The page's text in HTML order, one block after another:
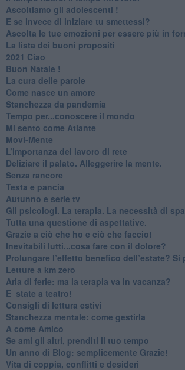
Ascoltiamo gli adolescenti !
​E se invece di iniziare tu smettessi?
​Ascolta le tue emozioni per essere più in
​La lista dei buoni propositi
2021 Ciao
Buon Natale !
​La cura delle parole
​Come nasce un amore
Stanchezza da pandemia
​Tempo per...conoscere il mondo
​Mi sento come Atlante
​Movi-Mente
​L’importanza del lavoro di rete
​Deliziare il palato. Alleggerire la mente.
​Senza rancore
​Testa e pancia
​Autunno e serie tv
​Gli psicologi. La terapia. La necessità di
​Tutta una questione di aspettative.
​Grazie a ciò che ho e ciò che faccio!
​Inevitabili lutti...cosa fare con il dolore?
Prolungare l’effetto benefico dell’estate? Si
​Letture a km zero
​Aria di ferie: ma la terapia va in vacanza?
​E_state a teatro!
​Consigli di lettura estivi
​Stanchezza mentale: come gestirla
​A come Amico
​Se ami gli altri, prenditi il tuo tempo
​Un anno di Blog: semplicemente Grazie!
​Vita di coppia, conflitti e desideri